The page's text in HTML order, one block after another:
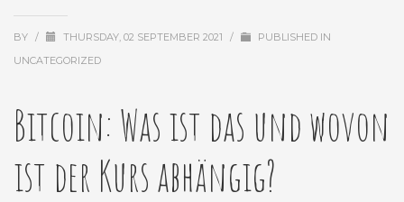
BY / THURSDAY, 02 SEPTEMBER 2021 /
PUBLISHED IN
UNCATEGORIZED
Bitcoin: Was ist das und wovon
ist der Kurs abhängig?